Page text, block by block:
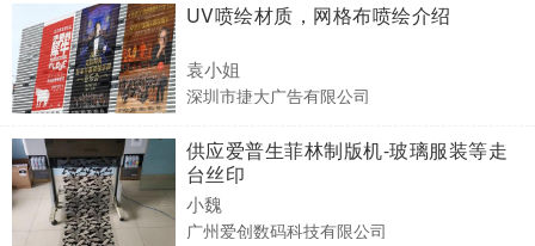
UV喷绘材质，网格布喷绘介绍
袁小姐
深圳市捷大广告有限公司
供应爱普生菲林制版机-玻璃服装等走
台丝印
小魏
广州爱创数码科技有限公司